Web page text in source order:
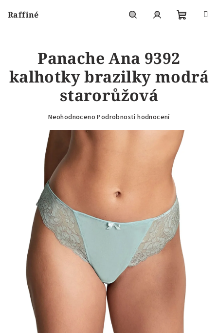
Raffiné
Panache Ana 9392
kalhotky brazilky modrá
starorůžová
Průměrné
produktu
5
hvězdiček.
Neohodnoceno Podrobnosti hodnocení